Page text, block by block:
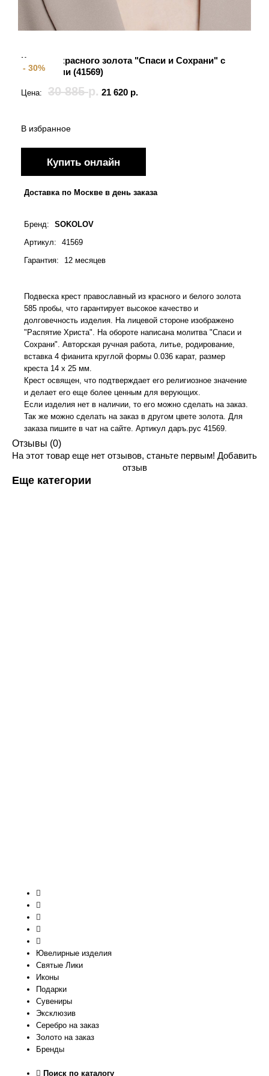
- 30%
Крест из красного золота "Спаси и Сохрани" с
фианитами (41569)
Цена: 30 885р. 21 620 р.
В избранное
Купить онлайн
Доставка по Москве в день заказа
Бренд:
SOKOLOV
Артикул:
41569
Гарантия: 12 месяцев
Подвеска крест православный из красного и белого золота
585 пробы, что гарантирует высокое качество и
долговечность изделия. На лицевой стороне изображено
"Распятие Христа". На обороте написана молитва "Спаси и
Сохрани". Авторская ручная работа, литье, родирование,
вставка 4 фианита круглой формы 0.036 карат, размер
креста 14 х 25 мм.
Крест освящен, что подтверждает его религиозное значение
и делает его еще более ценным для верующих.
Если изделия нет в наличии, то его можно сделать на заказ.
Так же можно сделать на заказ в другом цвете золота. Для
заказа пишите в чат на сайте. Артикул даръ.рус 41569.
Отзывы (0)
На этот товар еще нет отзывов, станьте первым! Добавить
отзыв
Еще категории
Ювелирные изделия
Святые Лики
Иконы
Подарки
Сувениры
Эксклюзив
Серебро на заказ
Золото на заказ
Бренды
Поиск по каталогу